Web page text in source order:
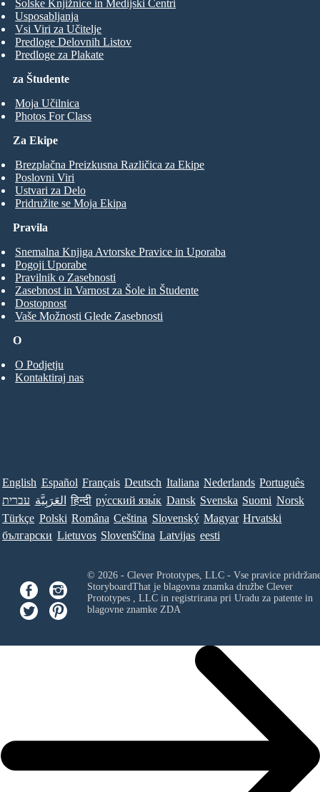
za Študente
Moja Učilnica
Photos For Class
Šolske Knjižnice in Medijski Centri
Usposabljanja
Vsi Viri za Učitelje
Predloge Delovnih Listov
Predloge za Plakate
Za Ekipe
Brezplačna Preizkusna Različica za Ekipe
Poslovni Viri
Ustvari za Delo
Pridružite se Moja Ekipa
O
O Podjetju
Kontaktiraj nas
Pravila
Snemalna Knjiga Avtorske Pravice in Uporaba
Pogoji Uporabe
Pravilnik o Zasebnosti
Zasebnost in Varnost za Šole in Študente
Dostopnost
Vaše Možnosti Glede Zasebnosti
English Español Français Deutsch Italiana Nederlands Português
עברית العَرَبِيَّة हिन्दी ру́сский язы́к Dansk Svenska Suomi Norsk
Türkçe Polski Româna Ceština Slovenský Magyar Hrvatski
български Lietuvos Slovenščina Latvijas eesti
© 2026 - Clever Prototypes, LLC - Vse pravice
StoryboardThat je blagovna znamka družbe Clever
Prototypes , LLCin registrirana pri Uradu za patente in
blagovne znamke ZDA